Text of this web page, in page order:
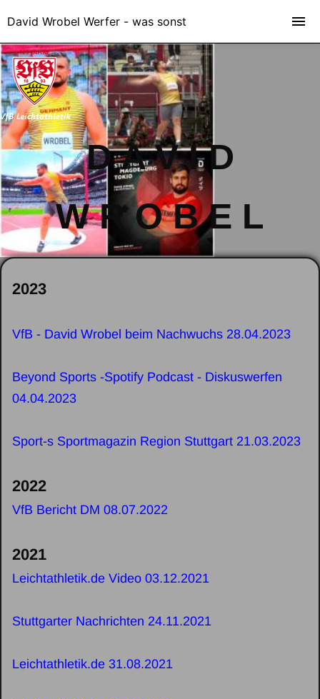
D A V I D
W R O B E L
2023
VfB - David Wrobel beim Nachwuchs 28.04.2023
Beyond Sports -Spotify Podcast - Diskuswerfen
04.04.2023
Sport-s Sportmagazin Region Stuttgart 21.03.2023
2022
VfB Bericht DM 08.07.2022
2021
Leichtathletik.de Video 03.12.2021
Stuttgarter Nachrichten 24.11.2021
Leichtathletik.de 31.08.2021
David Wrobel Werfer - was sonst